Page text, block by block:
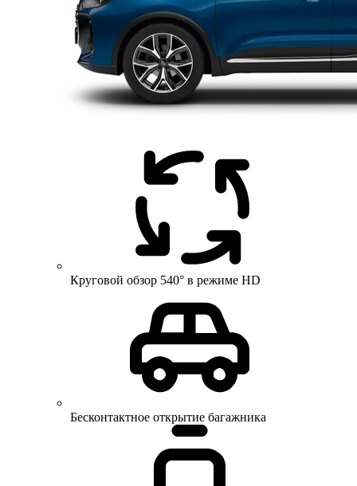
Круговой обзор 540° в режиме HD
Бесконтактное открытие багажника